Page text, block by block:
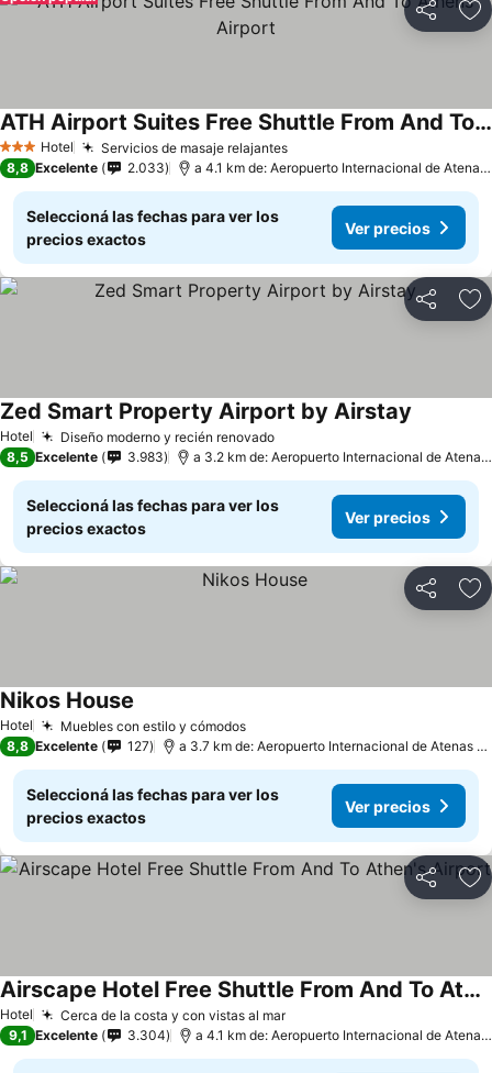
Compartir
3 Estrellas
Hotel Servicios de masaje relajantes
ATH Airport Suites Free Shuttle From And To Athens Airport
8,8 Excelente 2.033 a 4.1 km de: Aeropuerto Internacional de Atenas - Eleftherios Venizelos
Seleccioná las fechas para ver los
precios exactos
Ver precios
Compartir
Hotel Diseño moderno y recién renovado
Zed Smart Property Airport by Airstay
8,5 Excelente 3.983 a 3.2 km de: Aeropuerto Internacional de Atenas - Eleftherios Venizelos
Seleccioná las fechas para ver los
precios exactos
Ver precios
Compartir
Hotel Muebles con estilo y cómodos
Nikos House
8,8 Excelente 127 a 3.7 km de: Aeropuerto Internacional de Atenas - Eleftherios Venizelos
Seleccioná las fechas para ver los
precios exactos
Ver precios
Compartir
Hotel Cerca de la costa y con vistas al mar
Airscape Hotel Free Shuttle From And To Athen's Airport
9,1 Excelente 3.304 a 4.1 km de: Aeropuerto Internacional de Atenas - Eleftherios Venizelos